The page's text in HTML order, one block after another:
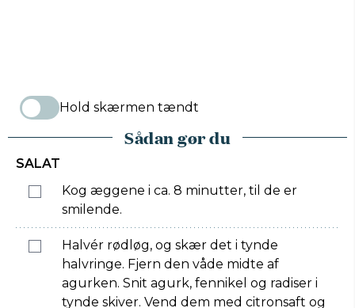
Hold skærmen tændt
Sådan gør du
SALAT
Kog æggene i ca. 8 minutter, til de er
smilende.
Halvér rødløg, og skær det i tynde
halvringe. Fjern den våde midte af
agurken. Snit agurk, fennikel og radiser i
tynde skiver. Vend dem med citronsaft og